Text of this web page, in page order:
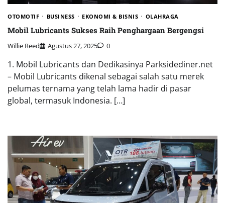
OTOMOTIF BUSINESS EKONOMI & BISNIS OLAHRAGA
Mobil Lubricants Sukses Raih Penghargaan Bergengsi
Willie Reed Agustus 27, 2025 0
1. Mobil Lubricants dan Dedikasinya Parksidediner.net
– Mobil Lubricants dikenal sebagai salah satu merek
pelumas ternama yang telah lama hadir di pasar
global, termasuk Indonesia. […]